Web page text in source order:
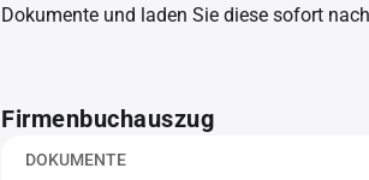
Dokumente und laden Sie diese sofort
Firmenbuchauszug
DOKUMENTE